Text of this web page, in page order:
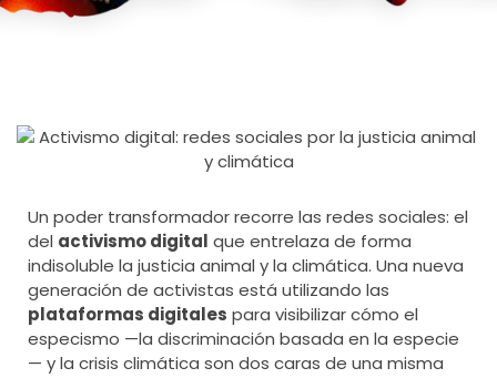
Un poder transformador recorre las redes sociales: el
del activismo digital que entrelaza de forma
indisoluble la justicia animal y la climática. Una nueva
generación de activistas está utilizando las
plataformas digitales para visibilizar cómo el
especismo —la discriminación basada en la especie
— y la crisis climática son dos caras de una misma